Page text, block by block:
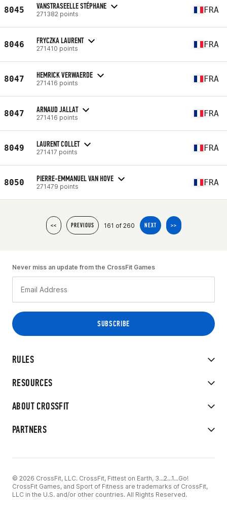
8045 VANSTRASEELLE STÉPHANE
271382 points FRA
8046 FRYCZKA LAURENT
271410 points FRA
8047 HEMRICK VERWAERDE
271416 points FRA
8047 ARNAUD JALLAT
271416 points FRA
8049 LAURENT COLLET
271417 points FRA
8050 PIERRE-EMMANUEL VAN HOVE
271479 points FRA
<< PREVIOUS 161 of 260 NEXT >>
RULES
RESOURCES
ABOUT CROSSFIT
PARTNERS
Never miss an update from the CrossFit Games
© 2026 CrossFit, LLC. CrossFit, Fittest on Earth, 3...2...1...Go!
CrossFit Games, and Sport of Fitness are trademarks of CrossFit,
LLC in the U.S. and/or other countries. All Rights Reserved.